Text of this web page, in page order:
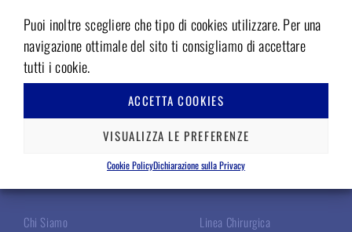
Puoi inoltre scegliere che tipo di cookies utilizzare. Per una
navigazione ottimale del sito ti consigliamo di accettare
tutti i cookie.
ACCETTA COOKIES
VISUALIZZA LE PREFERENZE
Cookie PolicyDichiarazione sulla Privacy
TECNOMED ITALIA
Chi Siamo
LE NOSTRE LINEE
Linea Chirurgica